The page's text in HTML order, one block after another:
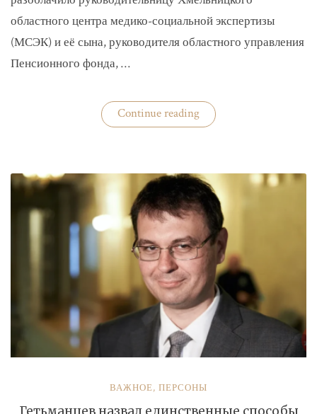
областного центра медико-социальной экспертизы
(МСЭК) и её сына, руководителя областного управления
Пенсионного фонда, …
Continue reading«В
Хмельницком
сын
зарабатывали
на
уклонистах»
ВАЖНОЕ, ПЕРСОНЫ